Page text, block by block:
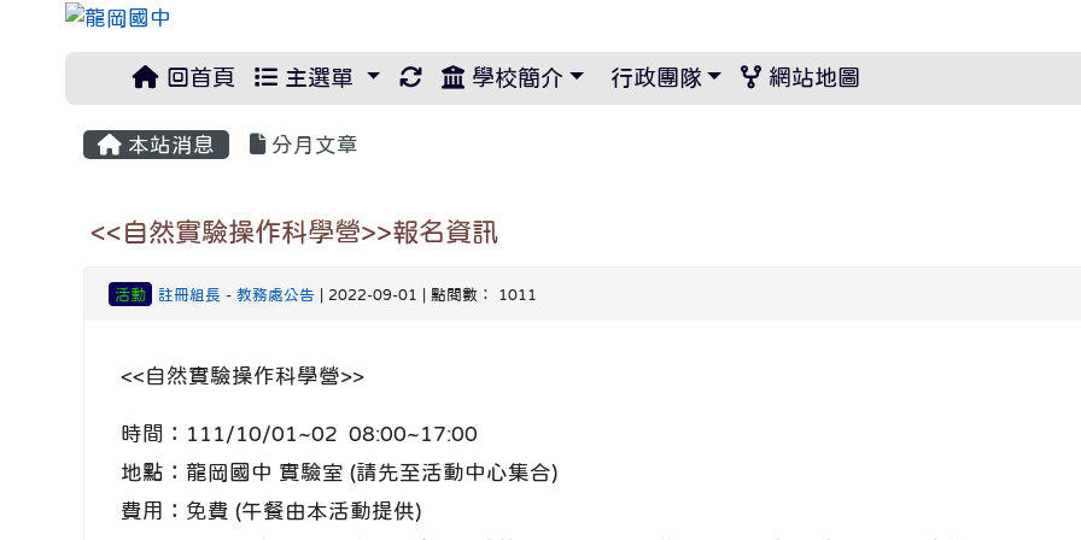
回首頁 主選單 重新取得佈景設定
學校簡介 行政團隊 網站地圖
本站消息 分月文章
<<自然實驗操作科學營>>報名資訊
活動 註冊組長 -教務處公告 | 2022-09-01 | 點閱數： 1011
<<自然實驗操作科學營>>
時間：111/10/01~02 08:00~17:00
地點：龍岡國中 實驗室 (請先至活動中心集合)
費用：免費 (午餐由本活動提供)